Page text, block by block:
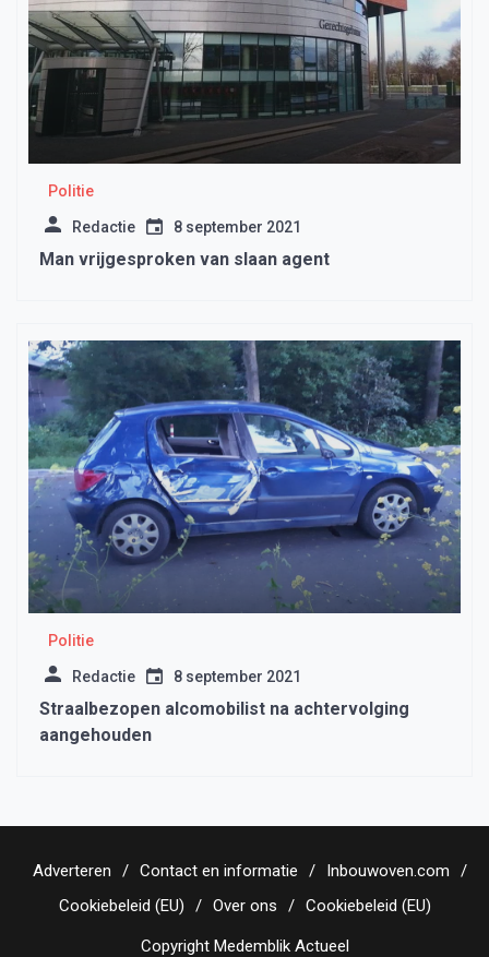
Politie
Redactie 8 september 2021
Man vrijgesproken van slaan agent
Politie
Redactie 8 september 2021
Straalbezopen alcomobilist na achtervolging
aangehouden
Adverteren Contact en informatie
Inbouwoven.com
Cookiebeleid (EU)
Over ons Cookiebeleid (EU)
Copyright Medemblik Actueel